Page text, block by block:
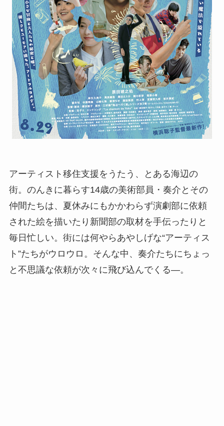
アーティスト移住支援をうたう、とある海辺の
街。のんきに暮らす14歳の美術部員・奏介とその
仲間たちは、夏休みにもかかわらず演劇部に依頼
された絵を描いたり新聞部の取材を手伝ったりと
毎日忙しい。街には何やらあやしげな“アーティス
ト”たちがウロウロ。そんな中、奏介たちにちょっ
と不思議な依頼が次々に飛び込んでくる―。